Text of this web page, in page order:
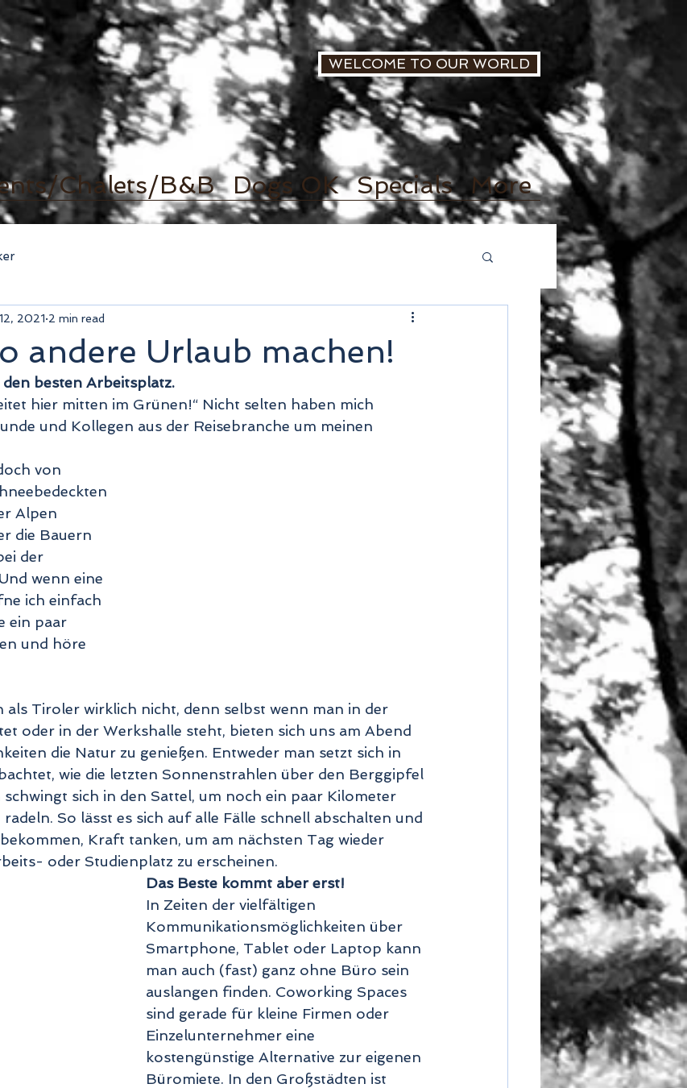
WELCOME TO OUR WORLD
Chalets/B&B Dogs OK Specials More
andere Urlaub machen!
2021 2 min read
besten Arbeitsplatz.
hier mitten im Grünen!“ Nicht selten haben mich
und Kollegen aus der Reisebranche um meinen
von
Alpen
die Bauern
der
wenn eine
ich einfach
ein paar
und höre
als Tiroler wirklich nicht, denn selbst wenn man in der
oder in der Werkshalle steht, bieten sich uns am Abend
die Natur zu genießen. Entweder man setzt sich in
wie die letzten Sonnenstrahlen über den Berggipfel
sich in den Sattel, um noch ein paar Kilometer
So lässt es sich auf alle Fälle schnell abschalten und
Kraft tanken, um am nächsten Tag wieder
oder Studienplatz zu erscheinen.
Das Beste kommt aber erst!
In Zeiten der vielfältigen
Kommunikationsmöglichkeiten über
Smartphone, Tablet oder Laptop kann
man auch (fast) ganz ohne Büro sein
auslangen finden. Coworking Spaces
sind gerade für kleine Firmen oder
Einzelunternehmer eine
kostengünstige Alternative zur eigenen
Büromiete. In den Großstädten ist